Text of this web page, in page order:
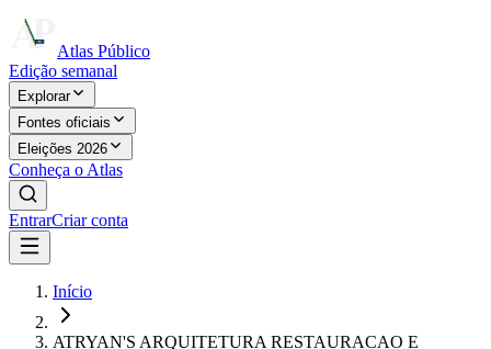
Atlas Público
Edição semanal
Explorar
Fontes oficiais
Eleições 2026
Conheça o Atlas
EntrarCriar conta
Início
ATRYAN'S ARQUITETURA RESTAURACAO E